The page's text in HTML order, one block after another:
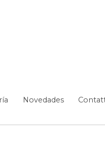
Novedades